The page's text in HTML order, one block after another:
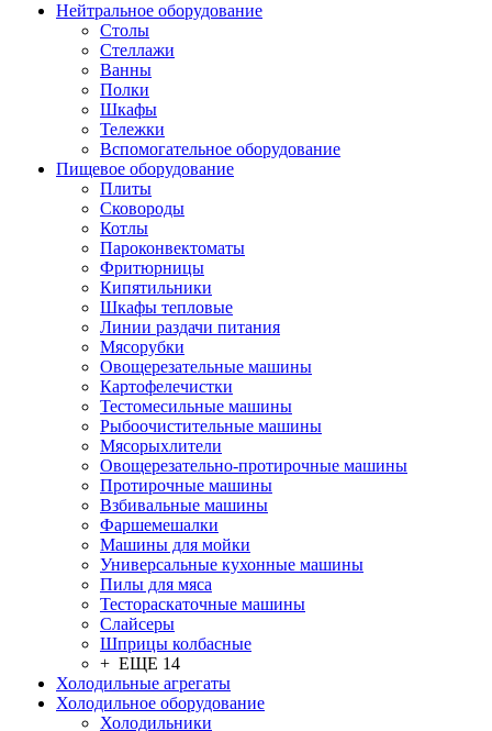
Нейтральное оборудование
Столы
Стеллажи
Ванны
Полки
Шкафы
Тележки
Вспомогательное оборудование
Пищевое оборудование
Плиты
Сковороды
Котлы
Пароконвектоматы
Фритюрницы
Кипятильники
Шкафы тепловые
Линии раздачи питания
Мясорубки
Овощерезательные машины
Картофелечистки
Тестомесильные машины
Рыбоочистительные машины
Мясорыхлители
Овощерезательно-протирочные машины
Протирочные машины
Взбивальные машины
Фаршемешалки
Машины для мойки
Универсальные кухонные машины
Пилы для мяса
Тестораскаточные машины
Слайсеры
Шприцы колбасные
+ ЕЩЕ 14
Холодильные агрегаты
Холодильное оборудование
Холодильники